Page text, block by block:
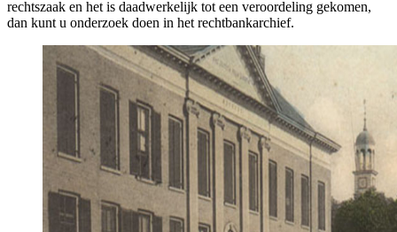
rechtszaak en het is daadwerkelijk tot een veroordeling gekomen,
dan kunt u onderzoek doen in het rechtbankarchief.